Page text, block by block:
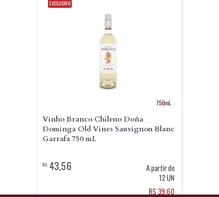
EXCLUSIVO
750mL
Vinho Branco Chileno Doña
Dominga Old Vines Sauvignon Blanc
Garrafa 750 mL
R$43,56
A partir de
12 UN
R$ 39,60